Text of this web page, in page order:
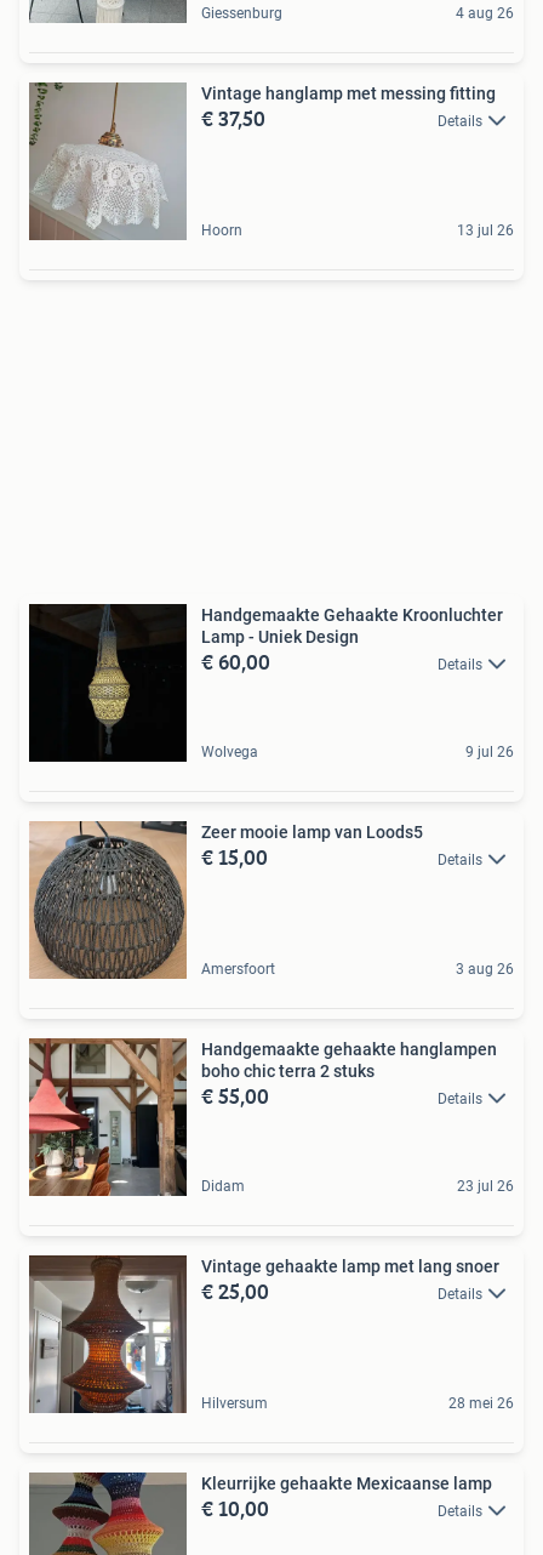
Giessenburg 4 aug 26
Vintage hanglamp met messing fitting
€ 37,50 Details
Hoorn 13 jul 26
Handgemaakte Gehaakte Kroonluchter
Lamp - Uniek Design
€ 60,00 Details
Wolvega 9 jul 26
Zeer mooie lamp van Loods5
€ 15,00 Details
Amersfoort 3 aug 26
Handgemaakte gehaakte hanglampen
boho chic terra 2 stuks
€ 55,00 Details
Didam 23 jul 26
Vintage gehaakte lamp met lang snoer
€ 25,00 Details
Hilversum 28 mei 26
Kleurrijke gehaakte Mexicaanse lamp
€ 10,00 Details